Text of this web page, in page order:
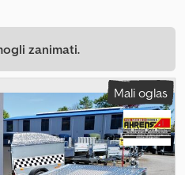
zanimati.
Mali oglas